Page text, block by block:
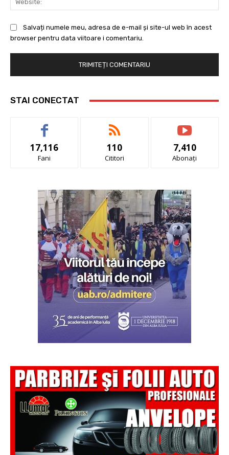
Salvați numele meu, adresa de e-mail și site-ul web în acest
browser pentru data viitoare i comentariu.
STAI CONECTAT
17,116
Fani
110
Cititori
7,410
Abonați